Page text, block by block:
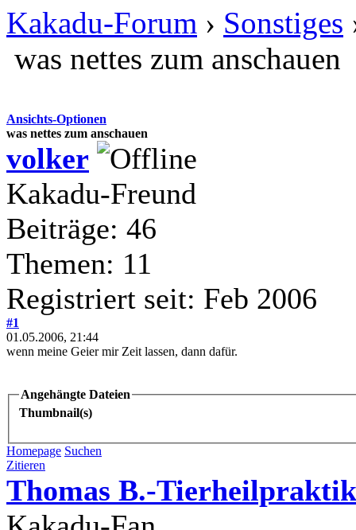
Kakadu-Forum › Sonstiges
was nettes zum anschauen
Ansichts-Optionen
was nettes zum anschauen
volker
Kakadu-Freund
Beiträge: 46
Themen: 11
Registriert seit: Feb 2006
#1
01.05.2006, 21:44
wenn meine Geier mir Zeit lassen, dann dafür.
Angehängte Dateien
Thumbnail(s)
Homepage Suchen
Zitieren
Thomas B.-